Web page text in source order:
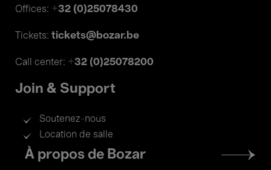
Offices: +32 (0)25078430
Tickets: tickets@bozar.be
Call center: +32 (0)25078200
Join & Support
Soutenez-nous
Location de salle
Footer
menu
À propos de Bozar